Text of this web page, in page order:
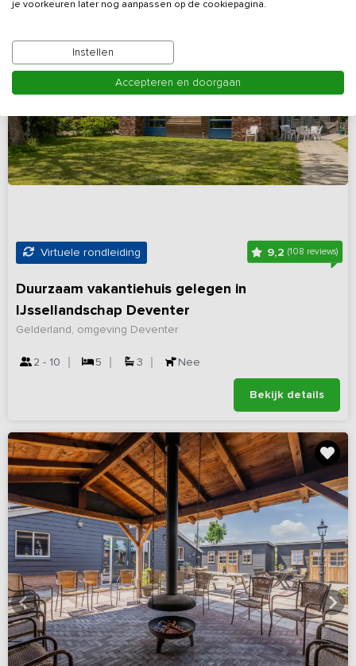
Virtuele rondleiding 9,2 (108 reviews)
Duurzaam vakantiehuis gelegen in
IJssellandschap Deventer
Gelderland, omgeving Deventer
2 - 10 5 3 Nee
Bekijk details
je voorkeuren later nog aanpassen op de cookiepagina.
Instellen
Accepteren en doorgaan